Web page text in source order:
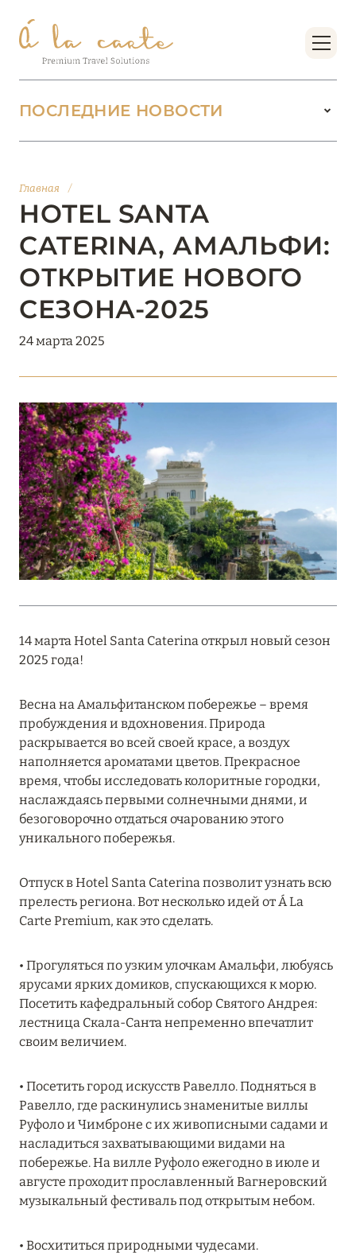
Главная /
HOTEL SANTA
CATERINA, АМАЛЬФИ:
ОТКРЫТИЕ НОВОГО
СЕЗОНА-2025
24 марта 2025
ПОСЛЕДНИЕ НОВОСТИ
БУТИК-КУРОРТЫ МАЛЬДИВСКИХ ОСТРОВОВ
Подробнее
01 июня 2026
JUMEIRAH OLHAHALI ISLAND MALDIVES: ВАШ
ОАЗИС ТЕПЛА И ИЗЫСКАННОСТИ
18 мая 2026
THE ST. REGIS MALDIVES VOMMULI:
МАНИФЕСТ ЭСТЕТИКИ В САМОМ СЕРДЦЕ
ОКЕАНА
Подробнее
27 апреля 2026
Подробнее
20 марта 2026
MARCH GRAND ESCAPE: ПРЕДЛОЖЕНИЕ ОТ Á
LA CARTE PREMIUM ПО ОТЕЛЮ WALDORF
ASTORIA MALDIVES ITHAAFUSHI, МАЛЬДИВЫ
Подробнее
MANDARIN ORIENTAL JUMEIRA — SUITE
NOVEMBER
Подробнее
13 мая 2025
ЗАБРОНИРУЙТЕ FOUR SEASONS RESORT
DUBAI AT JUMEIRAH BEACH ПО ЛУЧШИМ
ЦЕНАМ
04 апреля 2025
ATLANTIS THE PALM: НОВЫЙ ПАКЕТ
НАПИТКОВ ДЛЯ HB И FB
Подробнее
14 марта Hotel Santa Caterina открыл новый сезон
2025 года!
Весна на Амальфитанском побережье – время
пробуждения и вдохновения. Природа
раскрывается во всей своей красе, а воздух
наполняется ароматами цветов. Прекрасное
время, чтобы исследовать колоритные городки,
наслаждаясь первыми солнечными днями, и
безоговорочно отдаться очарованию этого
уникального побережья.
Отпуск в Hotel Santa Caterina позволит узнать всю
прелесть региона. Вот несколько идей от Á La
Carte Premium, как это сделать.
• Прогуляться по узким улочкам Амальфи, любуясь
ярусами ярких домиков, спускающихся к морю.
Посетить кафедральный собор Святого Андрея:
лестница Скала-Санта непременно впечатлит
своим величием.
• Посетить город искусств Равелло. Подняться в
Равелло, где раскинулись знаменитые виллы
Руфоло и Чимброне с их живописными садами и
насладиться захватывающими видами на
побережье. На вилле Руфоло ежегодно в июле и
августе проходит прославленный Вагнеровский
музыкальный фестиваль под открытым небом.
• Восхититься природными чудесами.